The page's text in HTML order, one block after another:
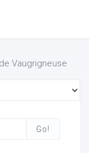
Vaugrigneuse
Go!